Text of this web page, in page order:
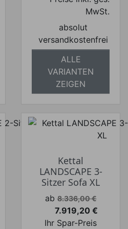
MwSt.
absolut
versandkostenfrei
ALLE
VARIANTEN
ZEIGEN
Kettal
LANDSCAPE 3-
Sitzer Sofa XL
Verkaufspreis
ab 8.336,00 €
Preis
7.919,20 €
Ihr Spar-Preis